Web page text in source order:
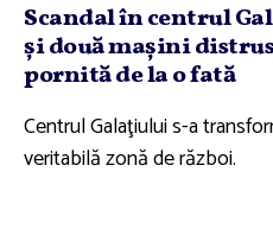
Scandal în centrul
şi două maşini
pornită de la o fată
Centrul Galaţiului s-a
veritabilă zonă de război.